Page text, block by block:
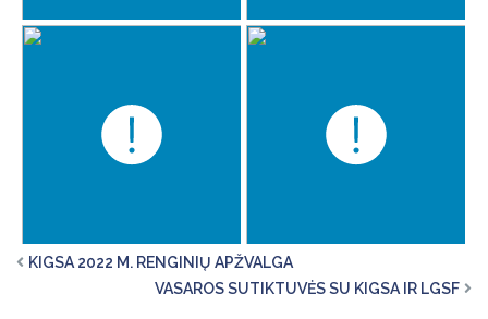
KIGSA 2022 M. RENGINIŲ APŽVALGA
VASAROS SUTIKTUVĖS SU KIGSA IR LGSF